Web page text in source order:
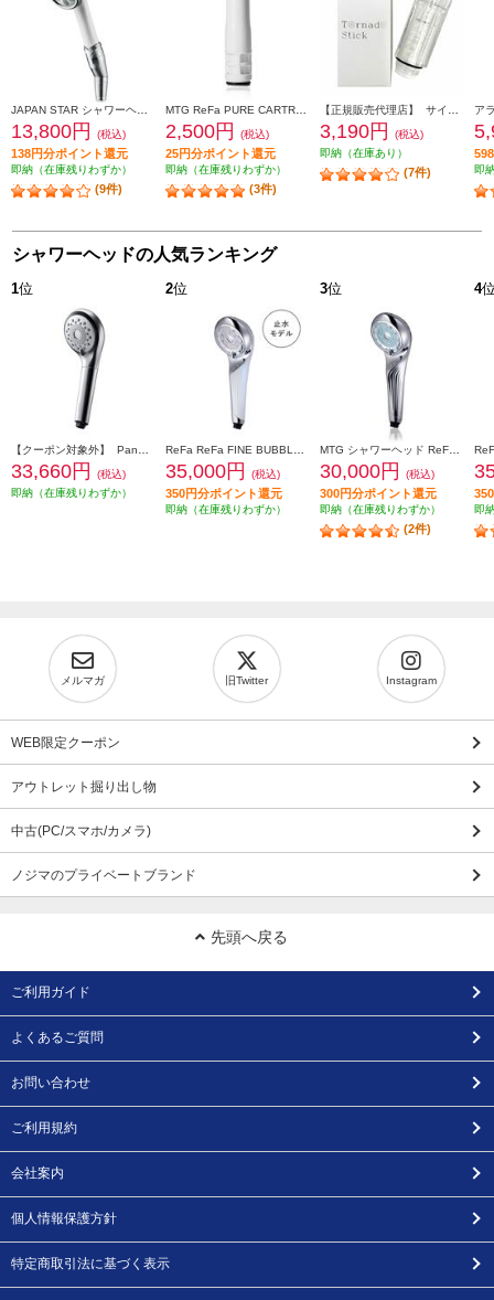
13,800円 (税込)
138円分ポイント還元
即納（在庫残りわずか）
(9件)
2,500円 (税込)
25円分ポイント還元
即納（在庫残りわずか）
(3件)
3,190円
(税込)
即納（在庫あり）
(7件) 即
シャワーヘッドの人気ランキング
1位
33,660円
(税込)
即納（在庫残りわずか）
2位
35,000円 (税込)
350円分ポイント還元
即納（在庫残りわずか）
3位
30,000円 (税込)
300円分ポイント還元
即納（在庫残りわずか）
(2件)
4
即
メルマガ 旧Twitter Instagram
WEB限定クーポン
アウトレット掘り出し物
中古(PC/スマホ/カメラ)
ノジマのプライベートブランド
先頭へ戻る
ご利用ガイド
よくあるご質問
お問い合わせ
ご利用規約
会社案内
個人情報保護方針
特定商取引法に基づく表示